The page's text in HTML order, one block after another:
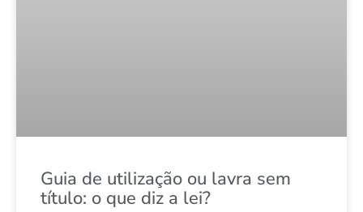
Guia de utilização ou lavra sem
título: o que diz a lei?